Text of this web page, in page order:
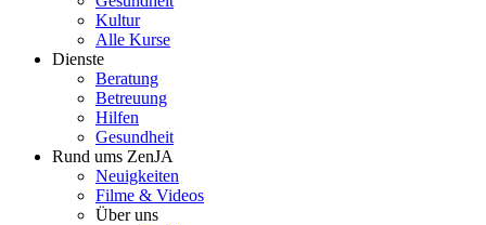
Kultur
Alle Kurse
Dienste
Beratung
Betreuung
Hilfen
Gesundheit
Rund ums ZenJA
Neuigkeiten
Filme & Videos
Über uns